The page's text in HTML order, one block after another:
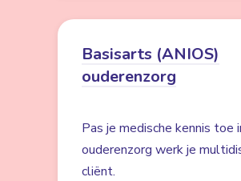
Basisarts (ANIOS)
ouderenzorg
Pas je medische kennis toe
ouderenzorg werk je
cliënt.